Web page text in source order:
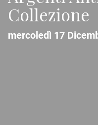
Collezione
mercoledì 17